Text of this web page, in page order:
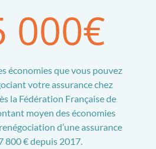
000€
économies que vous pouvez
votre assurance chez
la Fédération Française de
moyen des économies
d’une assurance
800 € depuis 2017.